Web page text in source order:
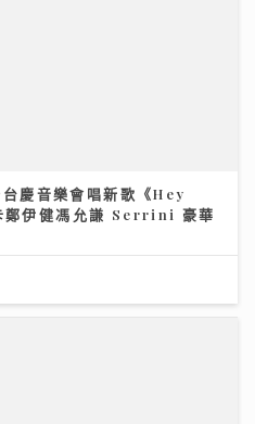
慶音樂會唱新歌《Hey
鄭伊健馮允謙 Serrini 豪華